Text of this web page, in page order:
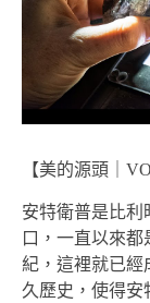
【美的源頭｜
安特衛普是比利
口，一直以來
紀，這裡就已經
久歷史，使得安